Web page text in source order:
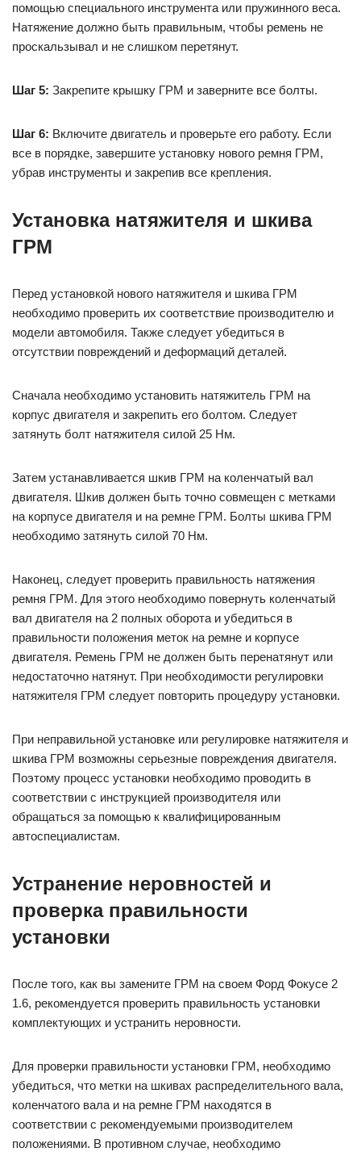
помощью специального инструмента или пружинного веса.
Натяжение должно быть правильным, чтобы ремень не
проскальзывал и не слишком перетянут.
Шаг 5: Закрепите крышку ГРМ и заверните все болты.
Шаг 6: Включите двигатель и проверьте его работу. Если
все в порядке, завершите установку нового ремня ГРМ,
убрав инструменты и закрепив все крепления.
Установка натяжителя и шкива
ГРМ
Перед установкой нового натяжителя и шкива ГРМ
необходимо проверить их соответствие производителю и
модели автомобиля. Также следует убедиться в
отсутствии повреждений и деформаций деталей.
Сначала необходимо установить натяжитель ГРМ на
корпус двигателя и закрепить его болтом. Следует
затянуть болт натяжителя силой 25 Нм.
Затем устанавливается шкив ГРМ на коленчатый вал
двигателя. Шкив должен быть точно совмещен с метками
на корпусе двигателя и на ремне ГРМ. Болты шкива ГРМ
необходимо затянуть силой 70 Нм.
Наконец, следует проверить правильность натяжения
ремня ГРМ. Для этого необходимо повернуть коленчатый
вал двигателя на 2 полных оборота и убедиться в
правильности положения меток на ремне и корпусе
двигателя. Ремень ГРМ не должен быть перенатянут или
недостаточно натянут. При необходимости регулировки
натяжителя ГРМ следует повторить процедуру установки.
При неправильной установке или регулировке натяжителя и
шкива ГРМ возможны серьезные повреждения двигателя.
Поэтому процесс установки необходимо проводить в
соответствии с инструкцией производителя или
обращаться за помощью к квалифицированным
автоспециалистам.
Устранение неровностей и
проверка правильности
установки
После того, как вы замените ГРМ на своем Форд Фокусе 2
1.6, рекомендуется проверить правильность установки
комплектующих и устранить неровности.
Для проверки правильности установки ГРМ, необходимо
убедиться, что метки на шкивах распределительного вала,
коленчатого вала и на ремне ГРМ находятся в
соответствии с рекомендуемыми производителем
положениями. В противном случае, необходимо